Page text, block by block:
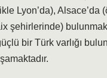
Lyon’da), Alsace’da
şehirlerinde)
bir Türk varlığı